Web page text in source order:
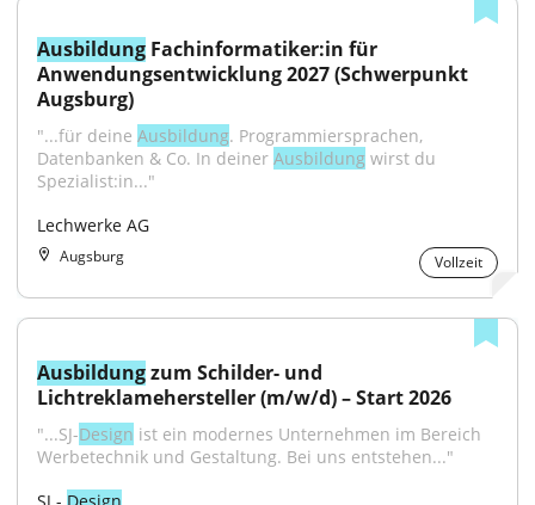
Ausbildung Fachinformatiker:in für
Anwendungsentwicklung 2027 (Schwerpunkt
Augsburg)
"...für deine Ausbildung. Programmiersprachen,
Datenbanken & Co. In deiner Ausbildung wirst du
Spezialist:in..."
Lechwerke AG
Augsburg Vollzeit
Ausbildung zum Schilder- und
Lichtreklamehersteller (m/w/d) – Start 2026
"...SJ-Design ist ein modernes Unternehmen im Bereich
Werbetechnik und Gestaltung. Bei uns entstehen..."